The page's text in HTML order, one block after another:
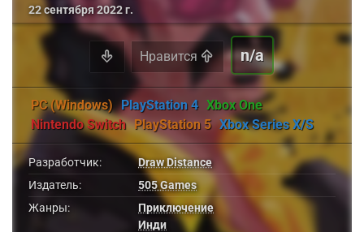
22 сентября 2022 г.
Нравится n/a
PC (Windows) PlayStation 4 Xbox One
Nintendo Switch PlayStation 5 Xbox Series X/S
Разработчик:
Draw Distance
Издатель:
505 Games
Жанры:
Приключение
Инди